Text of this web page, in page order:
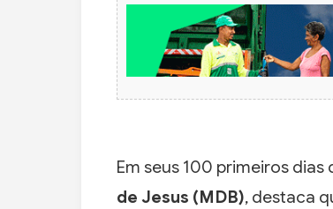
Em seus 100 primeiros
de Jesus (MDB), destaca